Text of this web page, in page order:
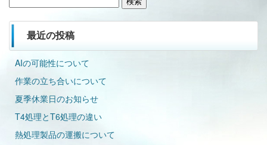
最近の投稿
AIの可能性について
作業の立ち合いについて
夏季休業日のお知らせ
T4処理とT6処理の違い
熱処理製品の運搬について